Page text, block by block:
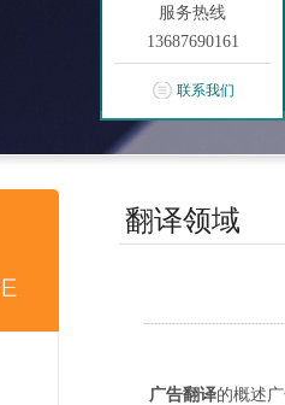
服务热线
13687690161
联系我们
翻译领域
广告翻译的概述